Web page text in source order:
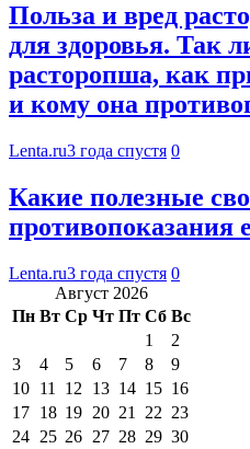
Польза и вред
для здоровья. Так
расторопша, как
и кому она
Lenta.ru3 года спустя 0
Какие полезные
противопоказания
Lenta.ru3 года спустя 0
Август 2026
Пн Вт Ср Чт Пт Сб Вс
1
2
3
4 5 6 7 8
9
10 11 12 13 14 15 16
17 18 19 20 21 22 23
24 25 26 27 28 29 30